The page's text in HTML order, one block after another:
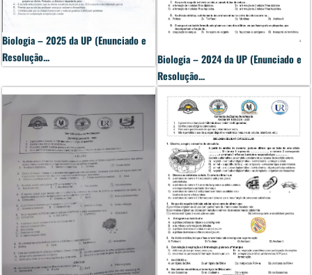
Biologia – 2025 da UP (Enunciado e
Resolução...
Biologia – 2024 da UP (Enunciado e
Resolução...